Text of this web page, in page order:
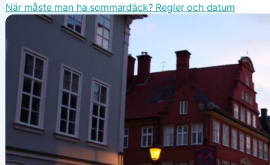
När måste man ha sommardäck? Regler och datum